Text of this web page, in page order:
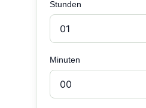
Stunden
Minuten